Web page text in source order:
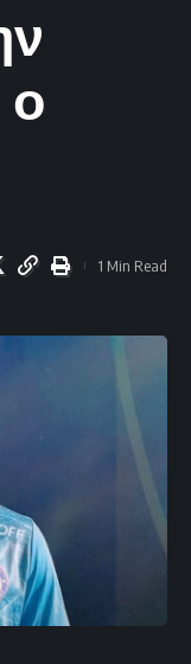
1 Min Read